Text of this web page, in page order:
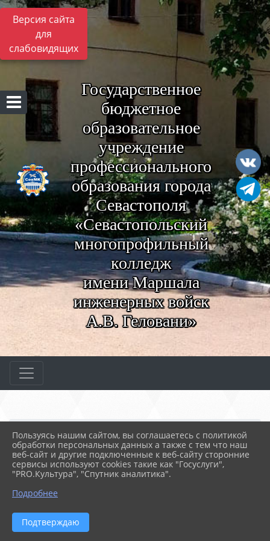
Версия сайта
для
слабовидящих
Государственное
бюджетное
образовательное
учреждение
профессионального
образования города
Севастополя
«Севастопольский
многопрофильный
колледж
имени Маршала
инженерных войск
А.В. Геловани»
Главная МЕРОПРИЯТИЯ
Новости
Открытый урок. Стилист...
02.05.2024 11:18
ОТКРЫТЫЙ УРОК. СТИЛИСТИЧЕСКИЕ
ФИГУРЫ-ПУТЬ К ОБРАЗНОЙ И
ВЫРАЗИТЕЛЬНОЙ РЕЧИ?
Пользуясь нашим сайтом, вы соглашаетесь с политикой
обработки персональных данных а также с тем что наш
веб-сайт и другие подключенные к веб-сайту сторонние
сервисы используют cookies такие как "Госуслуги",
"PRO.Культура", "Спутник аналитика".
Подробнее
Подтверждаю